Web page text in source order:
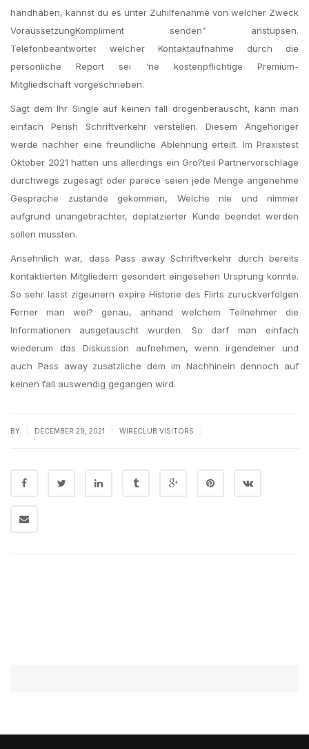
handhaben, kannst du es unter Zuhilfenahme von welcher Zweck
VoraussetzungKompliment senden” anstupsen.
Telefonbeantworter welcher Kontaktaufnahme durch die
personliche Report sei ‘ne kostenpflichtige Premium-
Mitgliedschaft vorgeschrieben.
Sagt dem Ihr Single auf keinen fall drogenberauscht, kann man
einfach Perish Schriftverkehr verstellen. Diesem Angehoriger
werde nachher eine freundliche Ablehnung erteilt. Im Praxistest
Oktober 2021 hatten uns allerdings ein Gro?teil Partnervorschlage
durchwegs zugesagt oder parece seien jede Menge angenehme
Gesprache zustande gekommen, Welche nie und nimmer
aufgrund unangebrachter, deplatzierter Kunde beendet werden
sollen mussten.
Ansehnlich war, dass Pass away Schriftverkehr durch bereits
kontaktierten Mitgliedern gesondert eingesehen Ursprung konnte.
So sehr lasst zigeunern expire Historie des Flirts zuruckverfolgen
Ferner man wei? genau, anhand welchem Teilnehmer die
Informationen ausgetauscht wurden. So darf man einfach
wiederum das Diskussion aufnehmen, wenn irgendeiner und
auch Pass away zusatzliche dem im Nachhinein dennoch auf
keinen fall auswendig gegangen wird.
BY DECEMBER 29, 2021 WIRECLUB VISITORS